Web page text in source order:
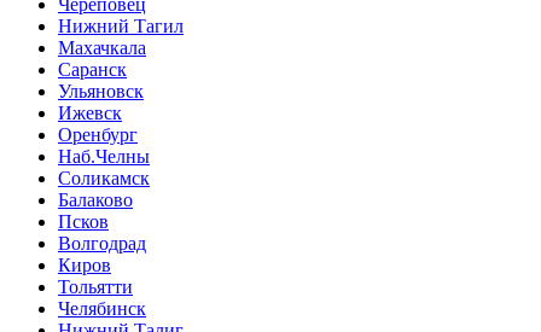
Череповец
Нижний Тагил
Махачкала
Саранск
Ульяновск
Ижевск
Оренбург
Наб.Челны
Соликамск
Балаково
Псков
Волгодрад
Киров
Тольятти
Челябинск